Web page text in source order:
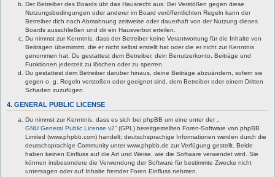
Der Betreiber des Boards übt das Hausrecht aus. Bei Verstößen gegen diese
Nutzungsbedingungen oder anderer im Board veröffentlichten Regeln kann der
Betreiber dich nach Abmahnung zeitweise oder dauerhaft von der Nutzung dieses
Boards ausschließen und dir ein Hausverbot erteilen.
Du nimmst zur Kenntnis, dass der Betreiber keine Verantwortung für die Inhalte von
Beiträgen übernimmt, die er nicht selbst erstellt hat oder die er nicht zur Kenntnis
genommen hat. Du gestattest dem Betreiber, dein Benutzerkonto, Beiträge und
Funktionen jederzeit zu löschen oder zu sperren.
Du gestattest dem Betreiber darüber hinaus, deine Beiträge abzuändern, sofern sie
gegen o. g. Regeln verstoßen oder geeignet sind, dem Betreiber oder einem Dritten
Schaden zuzufügen.
4. GENERAL PUBLIC LICENSE
Du nimmst zur Kenntnis, dass es sich bei phpBB um eine unter der „
GNU General Public License v2“ (GPL) bereitgestellten Foren-Software von phpBB
Limited (www.phpbb.com) handelt; deutschsprachige Informationen werden durch die
deutschsprachige Community unter www.phpbb.de zur Verfügung gestellt. Beide
haben keinen Einfluss auf die Art und Weise, wie die Software verwendet wird. Sie
können insbesondere die Verwendung der Software für bestimmte Zwecke nicht
untersagen oder auf Inhalte fremder Foren Einfluss nehmen.